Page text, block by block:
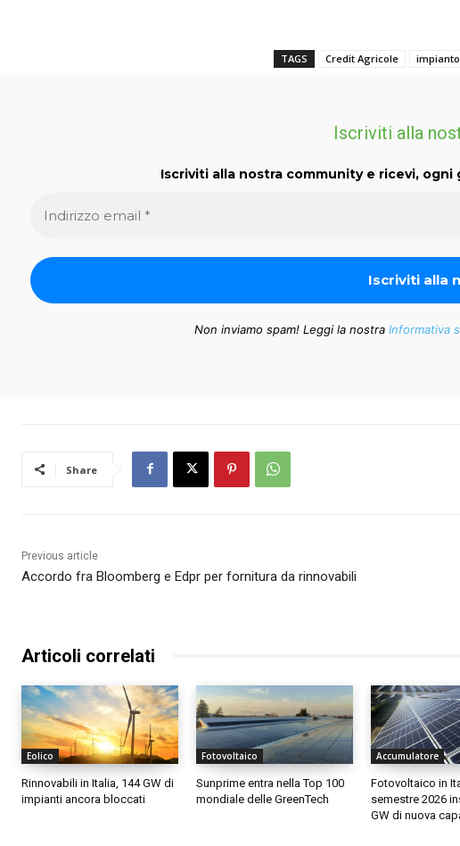
TAGS Credit Agricole impianto
Iscriviti alla
Iscriviti alla nostra community e ricevi,
Non inviamo spam! Leggi la nostra Informativa
Share
Previous article
Accordo fra Bloomberg e Edpr per fornitura da rinnovabili
Articoli correlati
Eolico
Rinnovabili in Italia, 144 GW di
impianti ancora bloccati
Fotovoltaico
Sunprime entra nella Top 100
mondiale delle GreenTech
Accumulatore
Fotovoltaico in
semestre 2026
GW di nuova